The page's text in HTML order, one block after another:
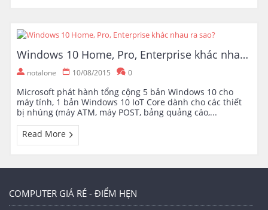
Windows 10 Home, Pro, Enterprise khác nhau ra sao?
notalone 10/08/2015 0
Microsoft phát hành tổng cộng 5 bản Windows 10 cho
máy tính, 1 bản Windows 10 IoT Core dành cho các thiết
bị nhúng (máy ATM, máy POST, bảng quảng cáo,...
Read More
COMPUTER GIÁ RẺ - ĐIỂM HẸN